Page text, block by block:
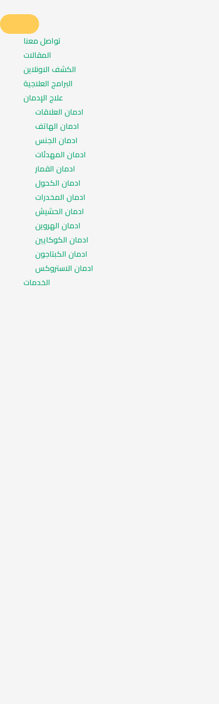
تواصل معنا
المقالات
الكشف الاونلاين
البرامج العلاجية
علاج الإدمان
ادمان العلاقات
ادمان الهاتف
ادمان الجنس
ادمان المهدئات
ادمان القمار
ادمان الكحول
ادمان المخدرات
ادمان الحشيش
ادمان الهروين
ادمان الكوكايين
ادمان الكبتاجون
ادمان الاستروكس
الخدمات